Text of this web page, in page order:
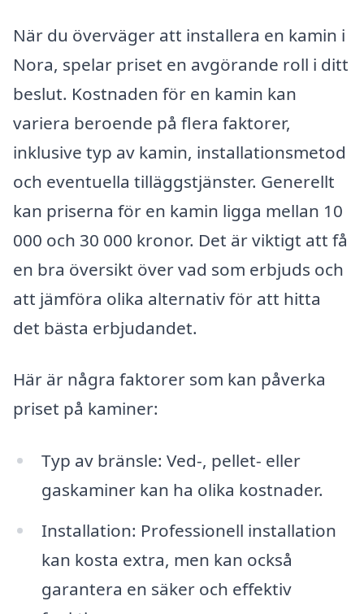
När du överväger att installera en kamin i
Nora, spelar priset en avgörande roll i ditt
beslut. Kostnaden för en kamin kan
variera beroende på flera faktorer,
inklusive typ av kamin, installationsmetod
och eventuella tilläggstjänster. Generellt
kan priserna för en kamin ligga mellan 10
000 och 30 000 kronor. Det är viktigt att få
en bra översikt över vad som erbjuds och
att jämföra olika alternativ för att hitta
det bästa erbjudandet.
Här är några faktorer som kan påverka
priset på kaminer:
Typ av bränsle: Ved-, pellet- eller
gaskaminer kan ha olika kostnader.
Installation: Professionell installation
kan kosta extra, men kan också
garantera en säker och effektiv